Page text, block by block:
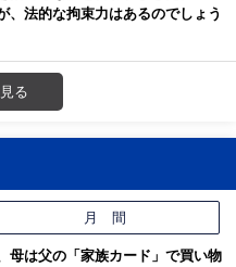
、法的な拘束力はあるのでしょう
る
月 間
母は父の「家族カード」で買い物